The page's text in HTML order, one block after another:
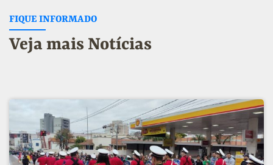
FIQUE INFORMADO
Veja mais Notícias